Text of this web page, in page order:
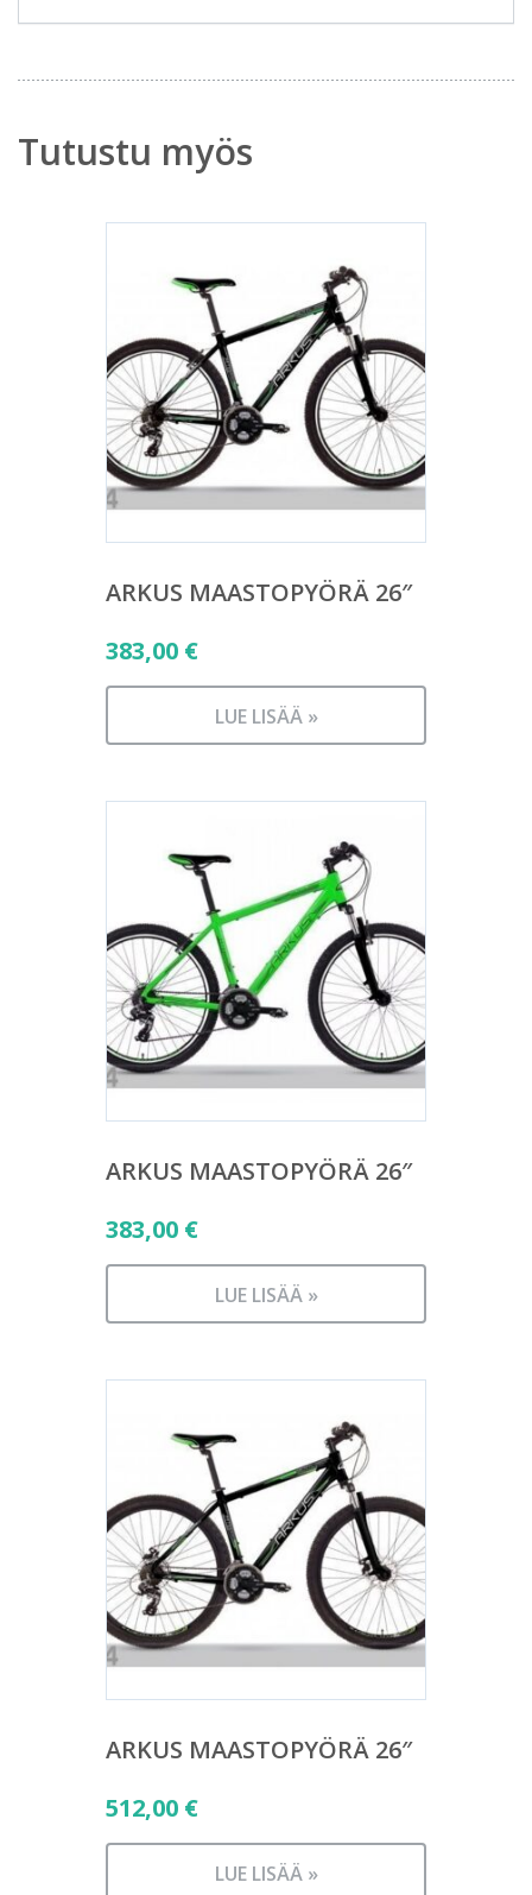
Tutustu myös
ARKUS MAASTOPYÖRÄ 26″
383,00 €
LUE LISÄÄ »
ARKUS MAASTOPYÖRÄ 26″
383,00 €
LUE LISÄÄ »
ARKUS MAASTOPYÖRÄ 26″
512,00 €
LUE LISÄÄ »